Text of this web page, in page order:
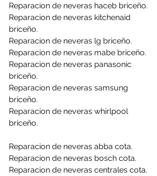
Reparacion de neveras haceb briceño.
Reparacion de neveras kitchenaid
briceño.
Reparacion de neveras lg briceño.
Reparacion de neveras mabe briceño.
Reparacion de neveras panasonic
briceño.
Reparacion de neveras samsung
briceño.
Reparacion de neveras whirlpool
briceño.
Reparacion de neveras abba cota.
Reparacion de neveras bosch cota.
Reparacion de neveras centrales cota.